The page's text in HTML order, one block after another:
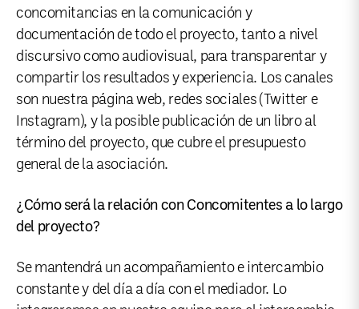
concomitancias en la comunicación y
documentación de todo el proyecto, tanto a nivel
discursivo como audiovisual, para transparentar y
compartir los resultados y experiencia. Los canales
son nuestra página web, redes sociales (Twitter e
Instagram), y la posible publicación de un libro al
término del proyecto, que cubre el presupuesto
general de la asociación.
¿Cómo será la relación con Concomitentes a lo largo
del proyecto?
Se mantendrá un acompañamiento e intercambio
constante y del día a día con el mediador. Lo